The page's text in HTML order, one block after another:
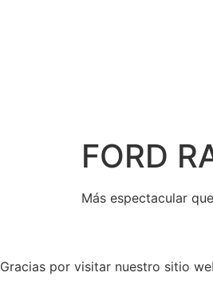
FORD
Más espectacular
Gracias por visitar nuestro sitio